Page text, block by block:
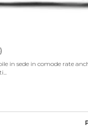
in sede in comode rate